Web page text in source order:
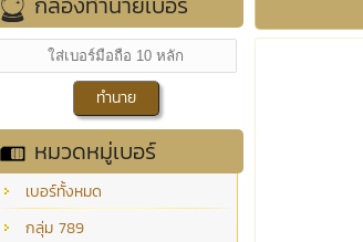
หมวดหมู่เบอร์
เบอร์ทั้งหมด
กลุ่ม 789